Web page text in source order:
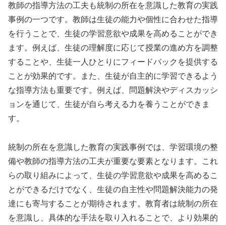
教師の指導方法の工夫も統制の所在を意識した教育の実践
事例の一つです。教師は生徒の能力や個性に合わせた指導
を行うことで、生徒の学習意欲や成果を高めることができ
ます。例えば、生徒の理解度に応じて授業の進め方を調整
することや、生徒一人ひとりにフィードバックを提供する
ことが効果的です。また、生徒が自主的に学習できるよう
な指導方法も重要です。例えば、問題解決やディスカッシ
ョンを通じて、生徒が自ら考える力を養うことができま
す。
統制の所在を意識した教育の実践事例では、学習環境の整
備や教師の指導方法の工夫が重要な要素となります。これ
らの取り組みによって、生徒の学習意欲や成果を高めるこ
とができるだけでなく、生徒の自主性や問題解決能力の発
達にも寄与することが期待されます。教育者は統制の所在
を意識し、具体的な手法を取り入れることで、より効果的